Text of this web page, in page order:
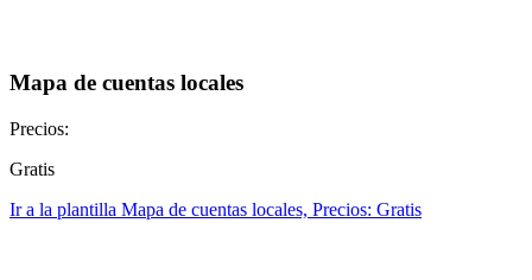
Mapa de cuentas locales
Precios:
Gratis
Ir a la plantilla Mapa de cuentas locales, Precios: Gratis